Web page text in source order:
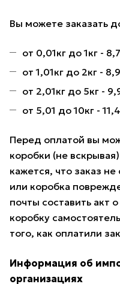
Вы можете заказать
от 0,01кг до 1кг -
от 1,01кг до 2кг -
от 2,01кг до 5кг -
от 5,01 до 10кг -
Перед оплатой вы
коробки (не
кажется, что заказ
или коробка
почты составить акт
коробку
того, как оплатили
Информация об
организациях